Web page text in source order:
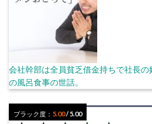
会社幹部は全員貧乏借金持ちで社長
の風呂食事の世話。
ブラック度： 5.00/ 5.00